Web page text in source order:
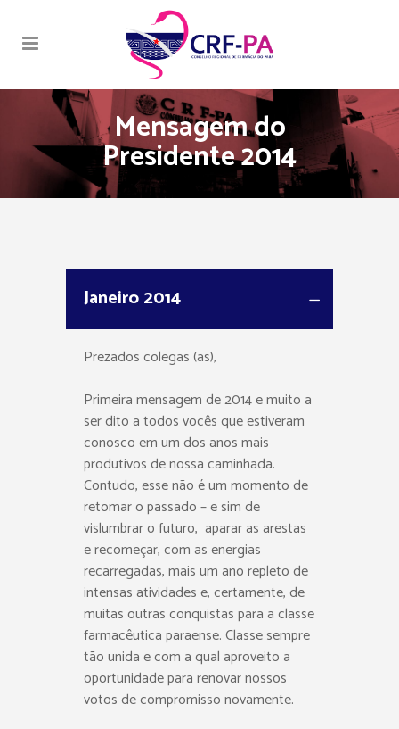
Mensagem do
Presidente 2014
Janeiro 2014
Prezados colegas (as),
Primeira mensagem de 2014 e muito a
ser dito a todos vocês que estiveram
conosco em um dos anos mais
produtivos de nossa caminhada.
Contudo, esse não é um momento de
retomar o passado – e sim de
vislumbrar o futuro, aparar as arestas
e recomeçar, com as energias
recarregadas, mais um ano repleto de
intensas atividades e, certamente, de
muitas outras conquistas para a classe
farmacêutica paraense. Classe sempre
tão unida e com a qual aproveito a
oportunidade para renovar nossos
votos de compromisso novamente.